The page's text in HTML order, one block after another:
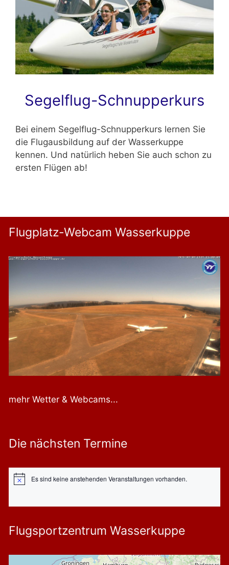
Segelflug-Schnupperkurs
Bei einem Segelflug-Schnupperkurs lernen Sie
die Flugausbildung auf der Wasserkuppe
kennen. Und natürlich heben Sie auch schon zu
ersten Flügen ab!
Flugplatz-Webcam Wasserkuppe
mehr Wetter & Webcams...
Die nächsten Termine
HinweisEs sind keine anstehenden Veranstaltungen vorhanden.
Flugsportzentrum Wasserkuppe